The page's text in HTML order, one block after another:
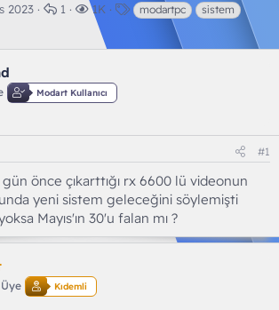
2023
C
l
a
1
G
ö
t
ü
e
1K
E
r
modartpc
sistem
Modart Kullanıcı
#1
önce çıkarttığı rx 6600 lü videonun
yeni sistem geleceğini söylemişti
Mayıs'ın 30'u falan mı ?
Kıdemli